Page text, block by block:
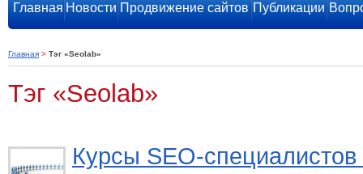
Главная Новости Продвижение сайтов Публикации
Главная > Тэг «Seolab»
Тэг «Seolab»
Курсы SEO-